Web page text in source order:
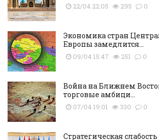
22/04 22:05 295 0
Экономика стран
Европы замедлится...
09/04 15:47 251 0
Война на Ближнем
торговые амбици...
07/04 19:01 330 0
Стратегическая